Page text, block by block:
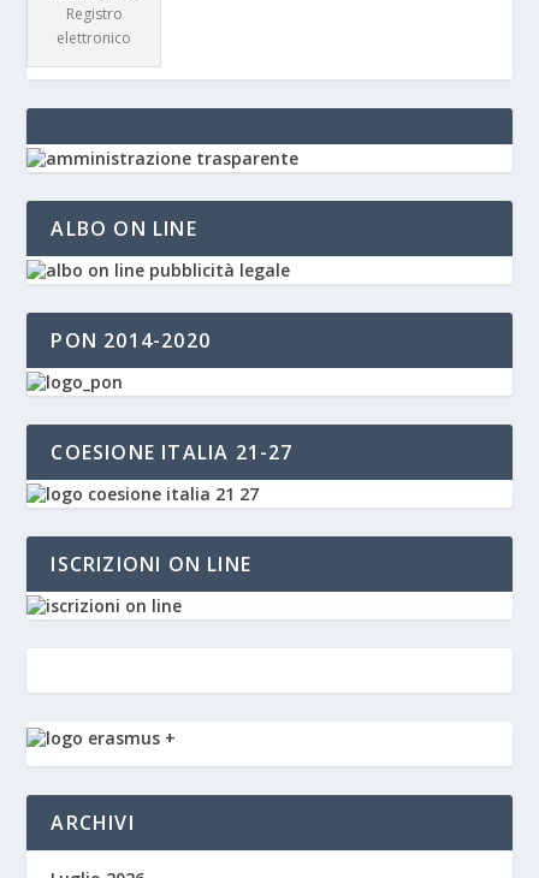
Registro
elettronico
ALBO ON LINE
PON 2014-2020
COESIONE ITALIA 21-27
ISCRIZIONI ON LINE
ARCHIVI